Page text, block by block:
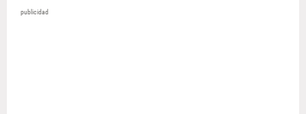
publicidad